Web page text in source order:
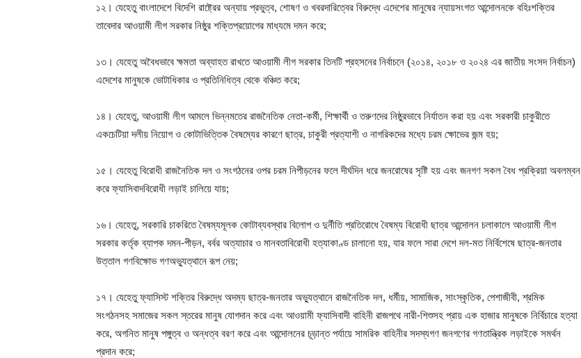
১২। যেহেতু বাংলাদেশে বিদেশি রাষ্ট্রের অন্যায় প্রভুত্ব, শোষণ ও খবরদারিত্বের বিরুদ্ধে এদেশের মানুষের ন্যায়সংগত আন্দোলনকে বহিঃশক্তির
তাবেদার আওয়ামী লীগ সরকার নিষ্ঠুর শক্তিপ্রয়োগের মাধ্যমে দমন করে;
১৩। যেহেতু অবৈধভাবে ক্ষমতা অব্যাহত রাখতে আওয়ামী লীগ সরকার তিনটি প্রহসনের নির্বাচনে (২০১৪, ২০১৮ ও ২০২৪ এর জাতীয় সংসদ নির্বাচন)
এদেশের মানুষকে ভোটাধিকার ও প্রতিনিধিত্ব থেকে বঞ্চিত করে;
১৪। যেহেতু, আওয়ামী লীগ আমলে ভিন্নমতের রাজনৈতিক নেতা-কর্মী, শিক্ষার্থী ও তরুণদের নিষ্ঠুরভাবে নির্যাতন করা হয় এবং সরকারী চাকুরীতে
একচেটিয়া দলীয় নিয়োগ ও কোটাভিত্তিক বৈষম্যের কারণে ছাত্র, চাকুরী প্রত্যাশী ও নাগরিকদের মধ্যে চরম ক্ষোভের জন্ম হয়;
১৫। যেহেতু বিরোধী রাজনৈতিক দল ও সংগঠনের ওপর চরম নিপীড়নের ফলে দীর্ঘদিন ধরে জনরোষের সৃষ্টি হয় এবং জনগণ সকল বৈধ প্রক্রিয়া অবলম্বন
করে ফ্যাসিবাদবিরোধী লড়াই চালিয়ে যায়;
১৬। যেহেতু, সরকারি চাকরিতে বৈষম্যমূলক কোটাব্যবস্থার বিলোপ ও দুর্নীতি প্রতিরোধে বৈষম্য বিরোধী ছাত্র আন্দোলন চলাকালে আওয়ামী লীগ
সরকার কর্তৃক ব্যাপক দমন-পীড়ন, বর্বর অত্যাচার ও মানবতাবিরোধী হত্যাকাণ্ড চালানো হয়, যার ফলে সারা দেশে দল-মত নির্বিশেষে ছাত্র-জনতার
উত্তাল গণবিক্ষোভ গণঅভ্যুত্থানে রূপ নেয়;
১৭। যেহেতু ফ্যাসিস্ট শক্তির বিরুদ্ধে অদম্য ছাত্র-জনতার অভ্যুত্থানে রাজনৈতিক দল, ধর্মীয়, সামাজিক, সাংস্কৃতিক, পেশাজীবী, শ্রমিক
সংগঠনসহ সমাজের সকল স্তরের মানুষ যোগদান করে এবং আওয়ামী ফ্যাসিবাদী বাহিনী রাজপথে নারী-শিশুসহ প্রায় এক হাজার মানুষকে নির্বিচারে হত্যা
করে, অগনিত মানুষ পঙ্গুত্ব ও অন্ধত্ব বরণ করে এবং আন্দোলনের চূড়ান্ত পর্যায়ে সামরিক বাহিনীর সদস্যগণ জনগণের গণতান্ত্রিক লড়াইকে সমর্থন
প্রদান করে;